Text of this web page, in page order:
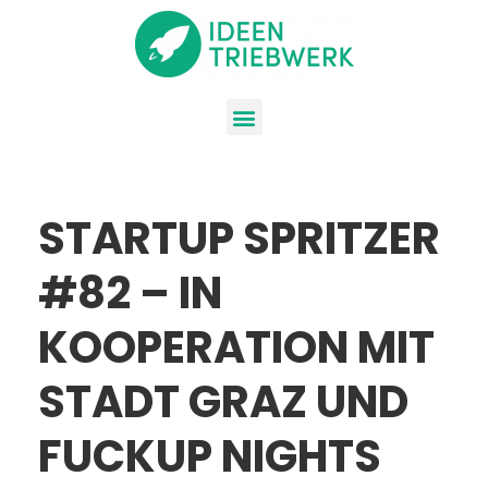
STARTUP SPRITZER
#82 – IN
KOOPERATION MIT
STADT GRAZ UND
FUCKUP NIGHTS